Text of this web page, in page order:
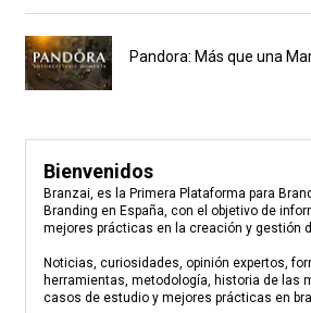
Pandora: Más que una
Bienvenidos
Branzai, es la Primera Plataforma para
Branding en España, con el objetivo de
mejores prácticas en la creación y gestión
Noticias, curiosidades, opinión expertos,
herramientas, metodología, historia de las
casos de estudio y mejores prácticas en